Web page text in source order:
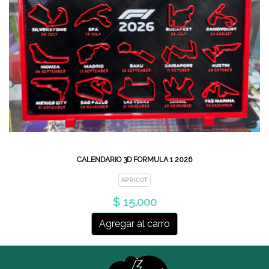
CALENDARIO 3D FORMULA 1 2026
APRICOT
$ 15.000
Agregar al carro